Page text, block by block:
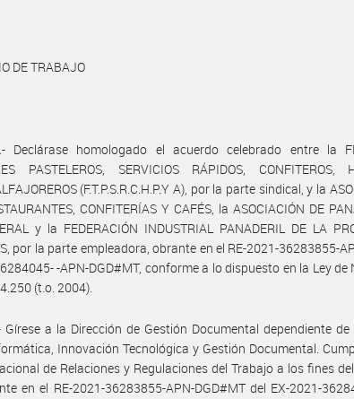
DE TRABAJO
Declárase homologado el acuerdo celebrado entre la
PASTELEROS, SERVICIOS RÁPIDOS, CONFITEROS,
(F.T.P.S.R.C.H.P.Y A), por la parte sindical, y la
CONFITERÍAS Y CAFÉS, la ASOCIACIÓN DE
y la FEDERACIÓN INDUSTRIAL PANADERIL DE LA
por la parte empleadora, obrante en el RE-2021-36283855-
-APN-DGD#MT, conforme a lo dispuesto en la Ley de
(t.o. 2004).
Gírese a la Dirección de Gestión Documental dependiente
Innovación Tecnológica y Gestión Documental.
de Relaciones y Regulaciones del Trabajo a los fines
en el RE-2021-36283855-APN-DGD#MT del EX-2021-